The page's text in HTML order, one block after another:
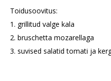
Toidusoovitus:
1. grillitud valge kala
2. bruschetta mozarellaga
3. suvised salatid tomati ja